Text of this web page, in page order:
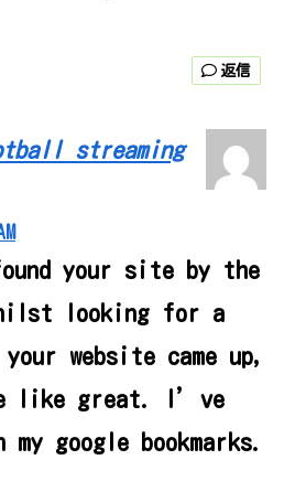
返信
streaming
your site by the
looking for a
website came up,
like great. I’ve
google bookmarks.